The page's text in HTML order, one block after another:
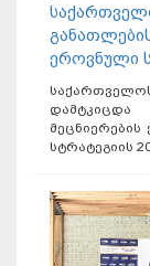
ეროვნული
დამტკიცდა
სტრატეგიის